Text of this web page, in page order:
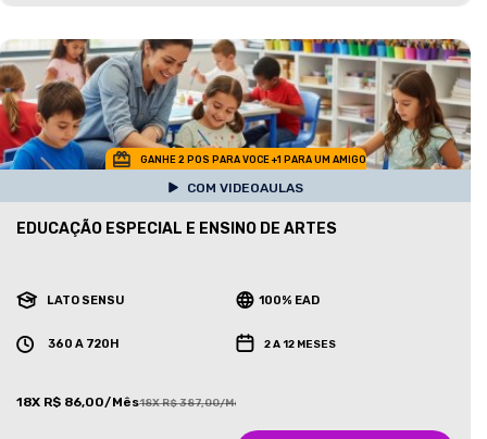
GANHE 2 POS PARA VOCE +1 PARA UM AMIGO
COM VIDEOAULAS
EDUCAÇÃO ESPECIAL E ENSINO DE ARTES
LATO SENSU 100% EAD
360 A 720H 2 A 12 MESES
18X R$ 86,00/Mês18X R$ 387,00/Mês